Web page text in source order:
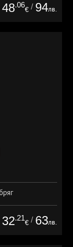
48.06
€ / 94лв.
32.21
€ / 63лв.